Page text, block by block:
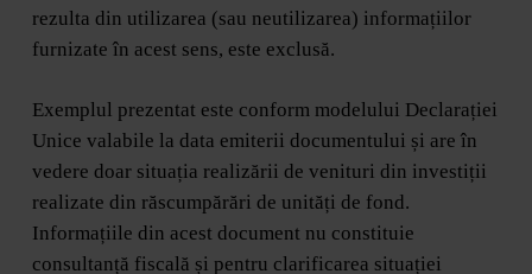
rezulta din utilizarea (sau neutilizarea) informațiilor
furnizate în acest sens, este exclusă.
Exemplul prezentat este conform modelului Declarației
Unice valabile la data emiterii documentului și are în
vedere doar situația realizării de venituri din investiții
realizate din răscumpărări de unități de fond.
Informațiile din acest document nu constituie
consultanță fiscală și pentru clarificarea situației